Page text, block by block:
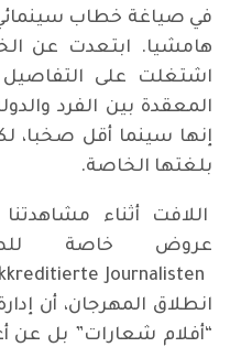
في صياغة خطاب سينمائي
هامشيا. ابتعدت عن
اشتغلت على التفاصيل
المعقدة بين الفرد
إنها سينما أقل صخبا،
بلغتها الخاصة.
اللافت أثناء
عروض خاصة
انطلاق المهرجان، أن
“أفلام شعارات” بل عن